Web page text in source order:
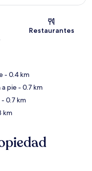
del mapa
Restaurantes
- 0.4 km
a pie- 0.7 km
- 0.7 km
km